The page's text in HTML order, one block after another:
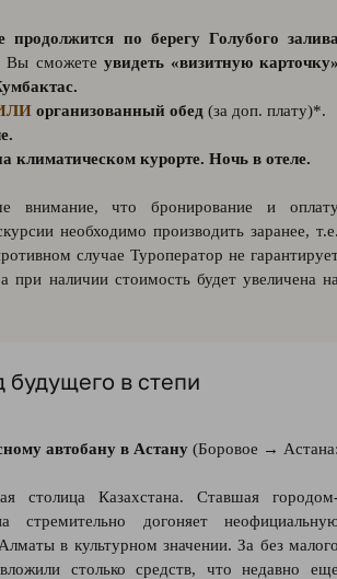
продолжится по берегу Голубого
Вы сможете увидеть «визитную
организованный обед (за доп. плату)*.
климатическом курорте. Ночь в отеле.
что бронирование и
необходимо производить заранее,
случае Туроператор не
при наличии стоимость будет увеличена
будущего в степи
автобану в Астану (Боровое →
столица Казахстана. Ставшая
стремительно догоняет
в культурном значении. За без
столько средств, что недавно